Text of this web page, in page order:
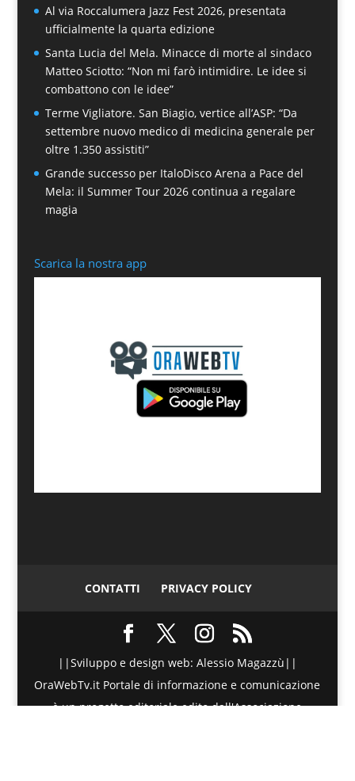
Al via Roccalumera Jazz Fest 2026, presentata
ufficialmente la quarta edizione
Santa Lucia del Mela. Minacce di morte al sindaco
Matteo Sciotto: “Non mi farò intimidire. Le idee si
combattono con le idee”
Terme Vigliatore. San Biagio, vertice all’ASP: “Da
settembre nuovo medico di medicina generale per
oltre 1.350 assistiti”
Grande successo per ItaloDisco Arena a Pace del
Mela: il Summer Tour 2026 continua a regalare
magia
Scarica la nostra app
CONTATTI PRIVACY POLICY
||Sviluppo e design web: Alessio Magazzù||
OraWebTv.it Portale di informazione e comunicazione
è un progetto editoriale edito dall'Associazione